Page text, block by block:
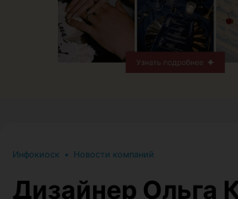
Инфокиоск • Новости компаний
Дизайнер Ольга